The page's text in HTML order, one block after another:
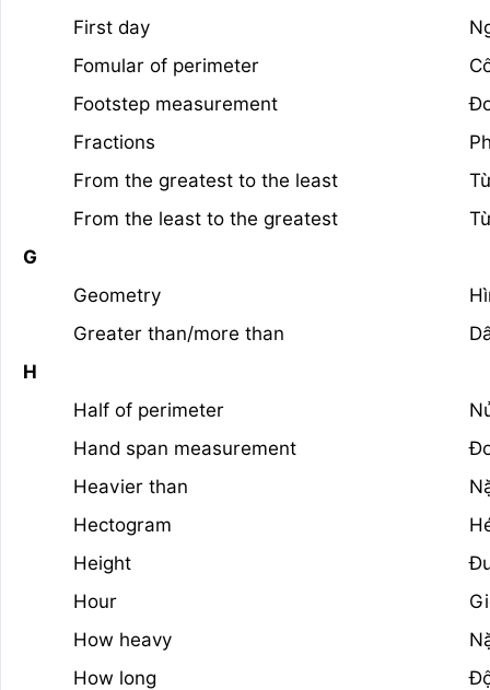
First day
Fomular of perimeter
Footstep measurement
Fractions
From the greatest to the least
From the least to the greatest
G
Geometry
Greater than/more than
H
Half of perimeter
Hand span measurement
Heavier than
Hectogram
Height
Hour
How heavy
How long